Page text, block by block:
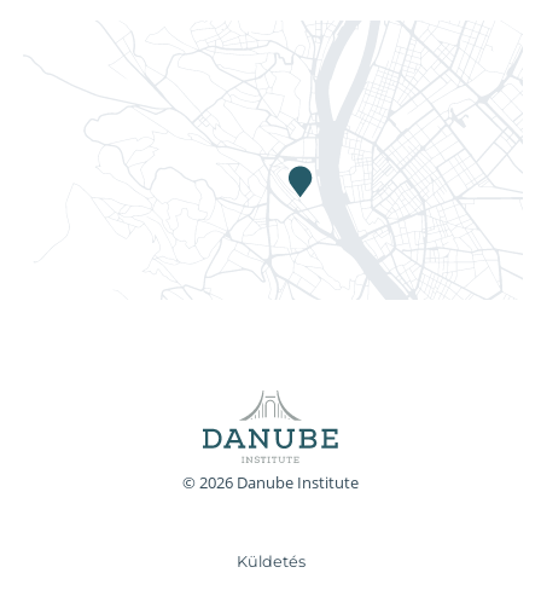
© 2026 Danube Institute
Küldetés